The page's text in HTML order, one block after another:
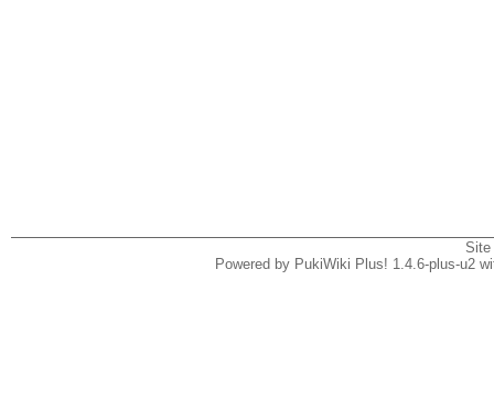
Powered by PukiWiki Plus! 1.4.6-plus-u2